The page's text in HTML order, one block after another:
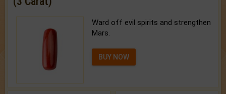
Ward off evil spirits and strengthen
Mars.
BUY NOW